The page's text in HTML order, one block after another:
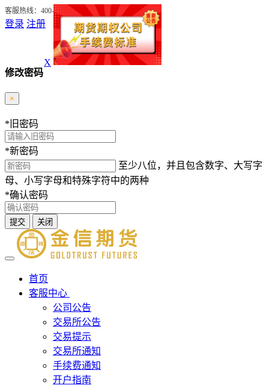
客服热线：400-0988-278
登录 注册
修改密码
×
* 旧密码
*新密码
至少八位，并且包含数字、大写字
母、小写字母和特殊字符中的两种
*确认密码
提交 关闭
首页
客服中心
公司公告
交易所公告
交易提示
交易所通知
手续费通知
开户指南